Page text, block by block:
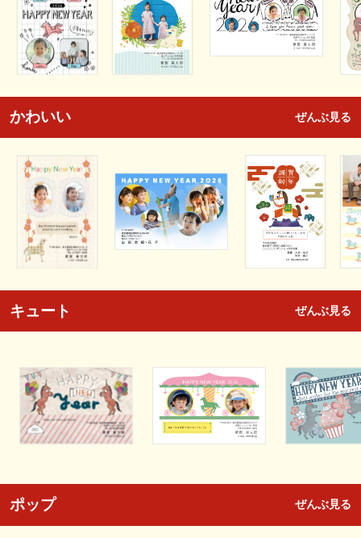
かわいい ぜんぶ見る
キュート ぜんぶ見る
ポップ ぜんぶ見る